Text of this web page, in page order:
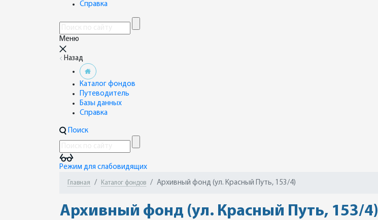
Справка
Меню
Назад
Каталог фондов
Путеводитель
Базы данных
Справка
Поиск
Режим для слабовидящих
Главная Каталог фондов Архивный фонд (ул. Красный Путь, 153/4)
Архивный фонд (ул. Красный Путь, 153/4)